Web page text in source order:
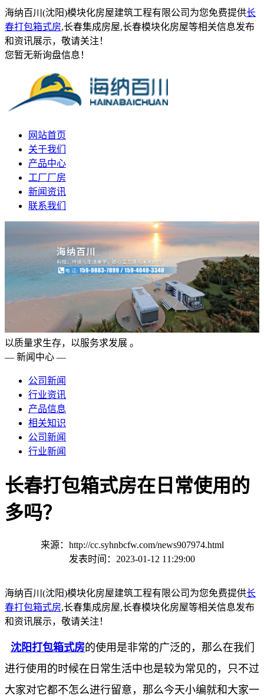
海纳百川(沈阳)模块化房屋建筑工程有限公司为您免费提供长
春打包箱式房,长春集成房屋,长春模块化房屋等相关信息发布
和资讯展示，敬请关注！
您暂无新询盘信息！
网站首页
关于我们
产品中心
工厂厂房
新闻资讯
联系我们
以质量求生存，以服务求发展 。
— 新闻中心 —
公司新闻
行业资讯
产品信息
相关知识
公司新闻
行业新闻
长春打包箱式房在日常使用的
多吗？
来源：http://cc.syhnbcfw.com/news907974.html
发表时间：2023-01-12 11:29:00
海纳百川(沈阳)模块化房屋建筑工程有限公司为您免费提供长
春打包箱式房,长春集成房屋,长春模块化房屋等相关信息发布
和资讯展示，敬请关注！
沈阳打包箱式房的使用是非常的广泛的，那么在我们
进行使用的时候在日常生活中也是较为常见的，只不过
大家对它都不怎么进行留意，那么今天小编就和大家一